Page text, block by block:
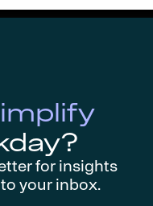
for insights
your inbox.